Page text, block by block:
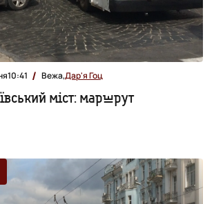
10:41 Вежа,Дар'я Гоц
міст: маршрут